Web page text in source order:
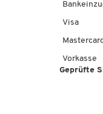
Visa
Vorkasse
Geprüfte